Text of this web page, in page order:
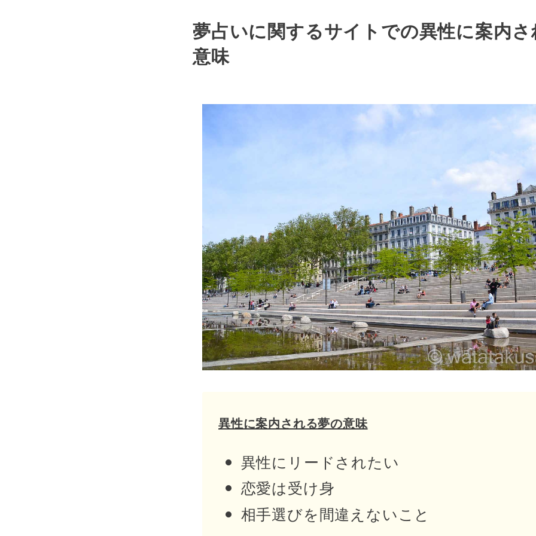
夢占いに関するサイトでの異性に案内
意味
異性に案内される夢の意味
異性にリードされたい
恋愛は受け身
相手選びを間違えないこと